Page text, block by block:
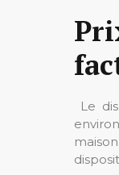
Le